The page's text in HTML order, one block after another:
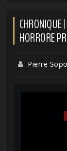
CHRONIQUE
HORRORE
Pierre